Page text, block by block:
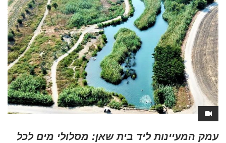
עמק המעיינות ליד בית שאן: מסלולי מים לכל